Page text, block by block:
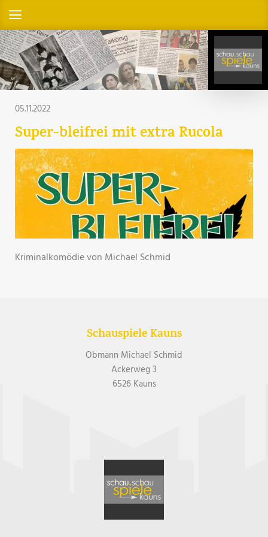
05.11.2022
Super-bleifrei mit extra Rucola
Kriminalkomödie von Michael Schmid
Schauspiele Kauns
Obmann Michael Schmid
Ackerweg 3
6526 Kauns